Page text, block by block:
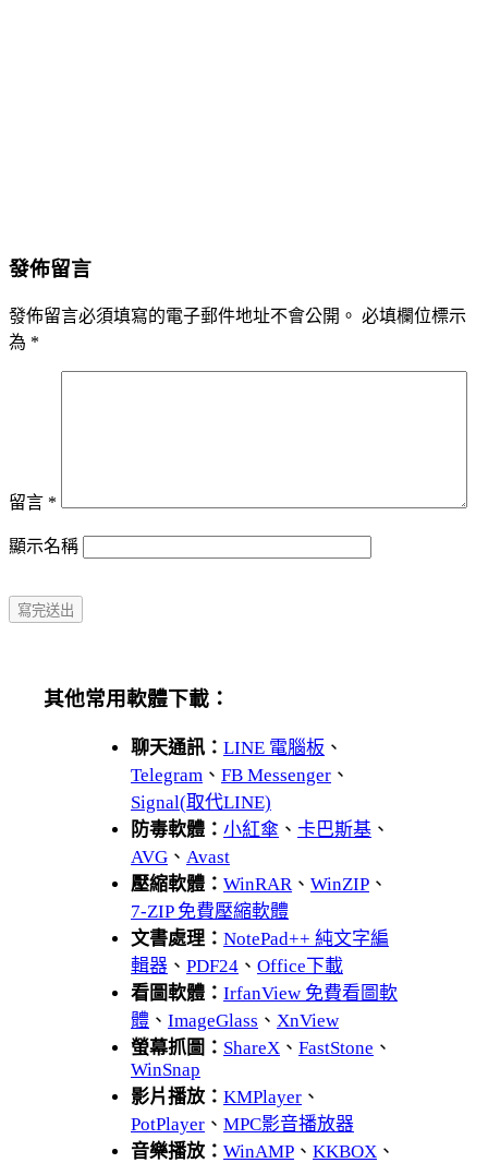
發佈留言
發佈留言必須填寫的電子郵件地址不會公開。 必填欄位標示
為 *
留言 *
顯示名稱
其他常用軟體下載：
聊天通訊： LINE 電腦板 、
Telegram 、 FB Messenger 、
Signal(取代LINE)
防毒軟體： 小紅傘 、 卡巴斯基 、
AVG 、 Avast
壓縮軟體： WinRAR 、 WinZIP 、
7-ZIP 免費壓縮軟體
文書處理： NotePad++ 純文字編
輯器 、 PDF24 、 Office下載
看圖軟體： IrfanView 免費看圖軟
體 、 ImageGlass 、 XnView
螢幕抓圖： ShareX 、 FastStone 、
WinSnap
影片播放： KMPlayer 、
PotPlayer 、 MPC影音播放器
音樂播放： WinAMP 、 KKBOX 、